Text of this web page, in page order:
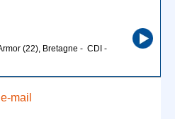
(22), Bretagne - CDI -
mail